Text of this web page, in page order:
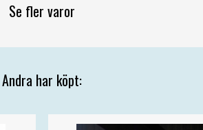
Se fler varor
Andra har köpt: